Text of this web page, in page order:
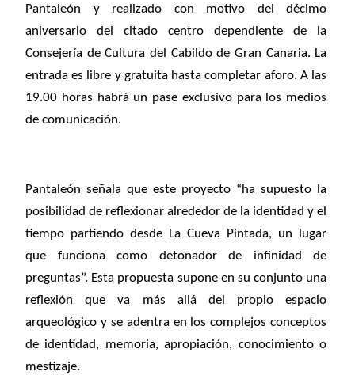
Pantaleón y realizado con motivo del décimo
aniversario del citado centro dependiente de la
Consejería de Cultura del Cabildo de Gran Canaria. La
entrada es libre y gratuita hasta completar aforo. A las
19.00 horas habrá un pase exclusivo para los medios
de comunicación.
Pantaleón señala que este proyecto “ha supuesto la
posibilidad de reflexionar alrededor de la identidad y el
tiempo partiendo desde La Cueva Pintada, un lugar
que funciona como detonador de infinidad de
preguntas”. Esta propuesta supone en su conjunto una
reflexión que va más allá del propio espacio
arqueológico y se adentra en los complejos conceptos
de identidad, memoria, apropiación, conocimiento o
mestizaje.